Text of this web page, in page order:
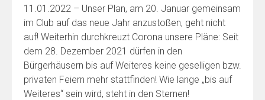
11.01.2022 – Unser Plan, am 20. Januar gemeinsam
im Club auf das neue Jahr anzustoßen, geht nicht
auf! Weiterhin durchkreuzt Corona unsere Pläne: Seit
dem 28. Dezember 2021 dürfen in den
Bürgerhäusern bis auf Weiteres keine geselligen bzw.
privaten Feiern mehr stattfinden! Wie lange „bis auf
Weiteres“ sein wird, steht in den Sternen!